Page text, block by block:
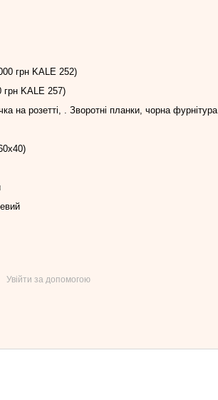
грн KALE 252)
KALE 257)
на розетті, . Зворотні планки, чорна фурнітура
Увійти за допомогою